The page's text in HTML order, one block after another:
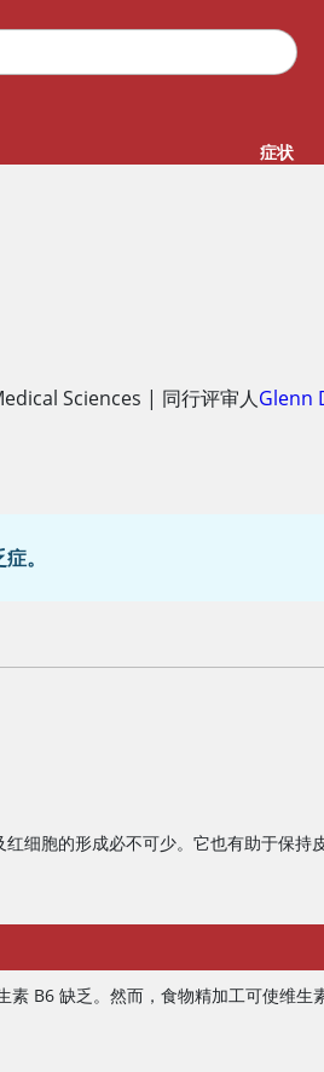
症状
Sciences | 同行评审人Glenn
。
红细胞的形成必不可少。它也有助于保持
B6 缺乏。然而，食物精加工可使维生